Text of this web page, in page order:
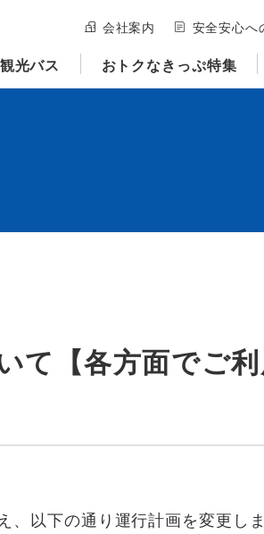
会社案内 安全安心へ
光バス おトクなきっぷ特集
て【各方面でご
以下の通り運行計画を変更しま